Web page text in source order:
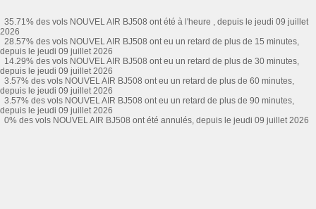
35.71% des vols NOUVEL AIR BJ508 ont été à l'heure , depuis le jeudi 09 juillet
2026
28.57% des vols NOUVEL AIR BJ508 ont eu un retard de plus de 15 minutes,
depuis le jeudi 09 juillet 2026
14.29% des vols NOUVEL AIR BJ508 ont eu un retard de plus de 30 minutes,
depuis le jeudi 09 juillet 2026
3.57% des vols NOUVEL AIR BJ508 ont eu un retard de plus de 60 minutes,
depuis le jeudi 09 juillet 2026
3.57% des vols NOUVEL AIR BJ508 ont eu un retard de plus de 90 minutes,
depuis le jeudi 09 juillet 2026
0% des vols NOUVEL AIR BJ508 ont été annulés, depuis le jeudi 09 juillet 2026